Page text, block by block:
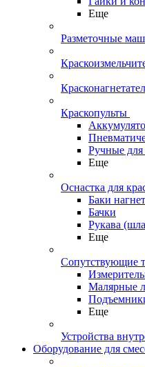
Еще
Разметочные
Краскопульты
Ручные для
Еще
Оснастка для
Баки
Бачки
Рукава
Еще
Сопутствующие
Малярные
Еще
Устройства
Оборудование для